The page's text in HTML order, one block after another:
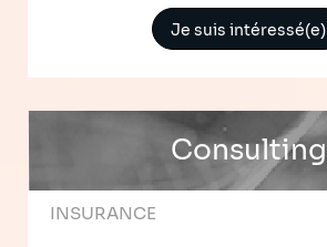
Je suis intéressé(e)
Consulting
INSURANCE